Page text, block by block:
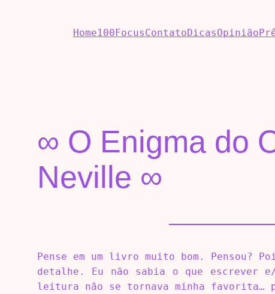
Home100FocusContatoDicasOpinião
∞ O Enigma do
Neville ∞
Pense em um livro muito bom. Pensou?
detalhe. Eu não sabia o que escrever
leitura não se tornava minha favorita…